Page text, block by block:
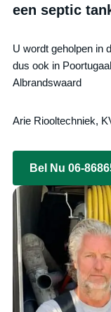
een septic
U wordt geholpen in
dus ook in
Albrandswaard
Arie Riooltechniek,
Bel Nu 06-